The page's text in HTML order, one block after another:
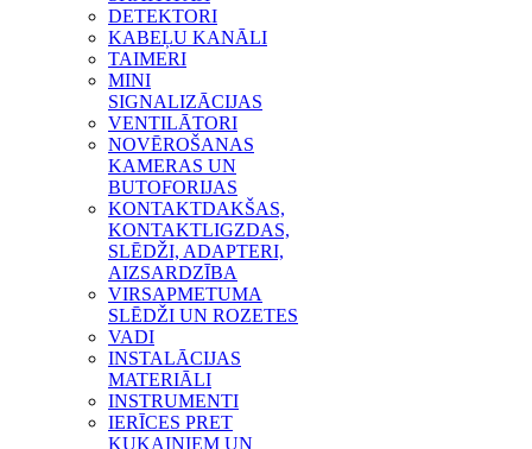
DETEKTORI
KABEĻU KANĀLI
TAIMERI
MINI
SIGNALIZĀCIJAS
VENTILĀTORI
NOVĒROŠANAS
KAMERAS UN
BUTOFORIJAS
KONTAKTDAKŠAS,
KONTAKTLIGZDAS,
SLĒDŽI, ADAPTERI,
AIZSARDZĪBA
VIRSAPMETUMA
SLĒDŽI UN ROZETES
VADI
INSTALĀCIJAS
MATERIĀLI
INSTRUMENTI
IERĪCES PRET
KUKAIŅIEM UN